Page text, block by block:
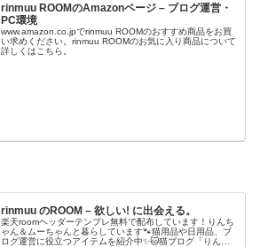
rinmuu ROOMのAmazonページ – ブログ運営・
PC環境
www.amazon.co.jpでrinmuu ROOMのおすすめ商品をお買
い求めください。rinmuu ROOMのお気に入り商品について
詳しくはこちら。
rinmuu のROOM – 欲しい! に出会える。
楽天roomヘッダーテンプレ無料で配布しています！りんち
ゃん＆ムーちゃんと暮らしています🐾猫用品や日用品、ブ
ログ運営に役立つアイテムを紹介中✨🐱猫ブログ「りんの